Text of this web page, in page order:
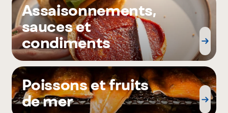
Assaisonnements,
sauces et
condiments
Poissons et fruits
de mer